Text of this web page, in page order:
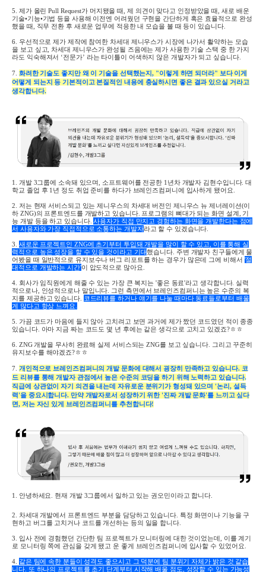
5. 제 가 올린 Pull Request가 머지됐을 때, 제 의견이 맞다고 인정받았을 때, 새로 배운
기술•기능•기법 등을 사용해 이전엔 어려웠던 구현을 간단하게 혹은 효율적으로 완성
했을 때, 직무 전환 후 새로운 업무에 적응한 내 모습을 볼 때 등이 있습니다.
6. 우선적으로 제가 제작에 참여한 차세대 제니우스가 시장에 나가서 활약하는 모습
을 보고 싶고, 차세대 제니우스가 완성될 즈음에는 제가 사용한 기술 스택 중 한 가지
라도 익숙해져서 ‘전문가’ 라는 타이틀이 어색하지 않은 개발자가 되고 싶습니다.
7. 화려한 기술도 좋지만 왜 이 기술을 선택했는지, "이 렇게 하면 되더라" 보다 이게
어떻게 되는지 등 기본적이고 본질적인 내용에 충실하시면 좋은 결과 있으실 거라고
생각합니다.
1. 개발3그룹에 소속돼 있으며, 소프트웨어를 전공한 1 년차 개발자 김현수입니다.대
학교 졸업 후 1 년 정도 취업 준비를 하다가 브레인즈컴퍼니에 입사하게 됐어요
2. 저는 현재 서비스되고 있는 제니우스의 차세대 버전인 제니우스 뉴 제너레이션(이
하 ZNG)의 프론트엔드를 개발하고 있습니다. 프로그램의 뼈대가 되는 화면 설계 기
능 개발 등을 하고 있습니다.사용자가 직접 만지고 경험하는 화면을 개발한다는 점에
서 사용자와 가장 직접적으로 소통하는 개발자라고 할 수 있겠습니다
3. 새로운 프로젝트인 ZNG에 초기부터 투입돼 개발을 많이 할 수 있고, 이를 통해 실
력적으로 높은 성장을 할 수 있을 것이라고 기대했습니다 주변 개발자 친구들에게 물
어봤을 때 일반적으로 유지보수나 버그 리포트를 하는 경우가 많은데 그에 비해서 '절
대적으로 개발하는 시간'이 압도적으로 많아요
4. 회사가 임직원에게 해줄 수 있는 가장 큰 복지는 '좋은 동료'라고 생각합니다.실력
적으로나, 인성적으로나 말입니다 그런 측면에서 브레인즈컴퍼니는 높은 수준의 복
지를 제공하고 있습니다. 코드리뷰를 하거나 얘기를 나눌 때마다 동료들로부터 배울
게 많다고 항상 느껴요.
5. 가끔 코드가 마음에 들지 않아 고치려고 보면 과거에 제가 짰던 코드였던 적이 종종
있습니다. 아마 지금 짜는 코드도 몇 년 후에는 같은 생각으로 고치고 있겠죠?ㅎㅎ
6. ZNG 개발을 무사히 완료해 실제 서비스되는 ZNG를 보고 싶습니다 그리고 꾸준히
유지보수를 해야겠죠?ㅎㅎ
7. 개인적으로 브레인즈컴퍼니의 개발 문화에 대해서 굉장히 만족하고 있습니다. 코
드 리뷰를 통해 개발자 관점에서 높은 수준의 코딩을 하기 위해 노력하고 있습니다.
직급에 상관없이 자기 의견을 내는데 자유로운 분위기가 형성돼 있으며 '논리, 설득
력'을 중요시합니다. 만약 개발자로서 성장하기 위한 '진짜 개발 문화'를 느끼고 싶다
면, 저는 자신 있게 브레인즈컴퍼니를 추천합니다!
1. 안녕하세요 현재 개발3그룹에서 일하고 있는 권오민이라고 합니다
2. 차세대 개발에서 프론트엔드 부분을 담당하고 있습니다. 특정 화면이나 기능을 구
현하고 버그를 고치거나 코드를 개선하는 등의 일을 합니다.
3. 입사 전에 경험했던 간단한 팀 프로젝트가 모니터링에 대한 것이었는데, 이를 계기
로 모니터링 쪽에 관심을 갖게 됐고 운 좋게 브레인즈컴퍼니에 입사할 수 있었어요
4. 같은 팀에 속한 분들이 성격도 좋으시고 그 덕분에 팀 분위기 자체가 밝은 것 같습
니다. 또 하나의 프로젝트를 초기 단계부터 시작해 배울 점도 성장할 수 있는 가능성